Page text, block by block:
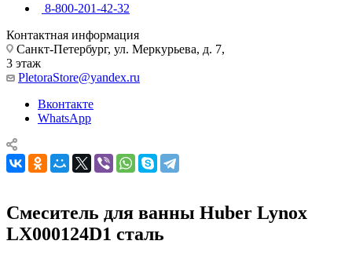
8-800-201-42-32
Контактная информация
Санкт-Петербург, ул. Меркурьева, д. 7,
3 этаж
PletoraStore@yandex.ru
Вконтакте
WhatsApp
Смеситель для ванны Huber Lynox
LX000124D1 сталь